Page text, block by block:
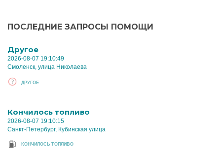
ПОСЛЕДНИЕ ЗАПРОСЫ ПОМОЩИ
Другое
2026-08-07 19:10:49
Смоленск, улица Николаева
ДРУГОЕ
Кончилось топливо
2026-08-07 19:10:15
Санкт-Петербург, Кубинская улица
КОНЧИЛОСЬ ТОПЛИВО